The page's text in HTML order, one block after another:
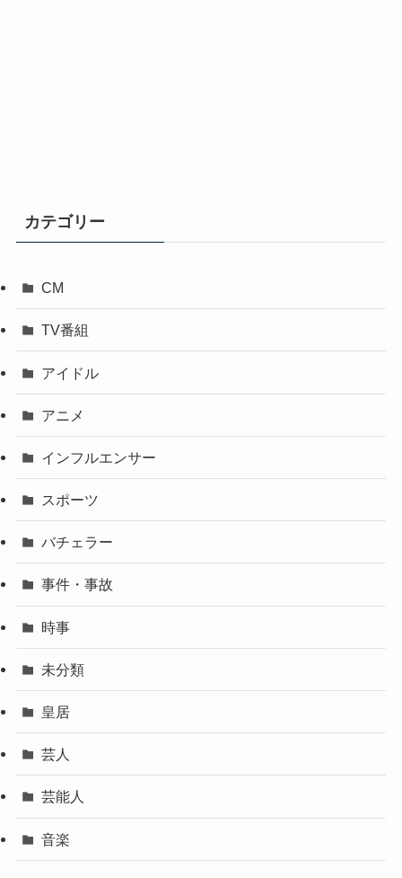
カテゴリー
CM
TV番組
アイドル
アニメ
インフルエンサー
スポーツ
バチェラー
事件・事故
時事
未分類
皇居
芸人
芸能人
音楽